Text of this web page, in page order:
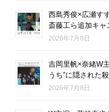
西島秀俊×広瀬す
斎藤工ら追加キ
2026年7月8日
吉岡里帆×奈緒W
うち”に隠された
2026年7月8日